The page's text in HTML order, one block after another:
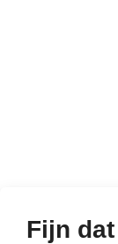
Fijn